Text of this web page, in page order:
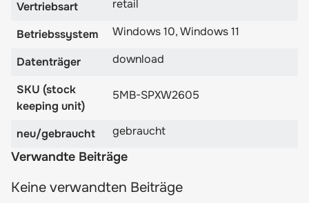
Vertriebsart
retail
Betriebssystem Windows 10, Windows 11
Datenträger download
SKU (stock
keeping unit)
5MB-SPXW2605
neu/gebraucht gebraucht
Verwandte Beiträge
Keine verwandten Beiträge